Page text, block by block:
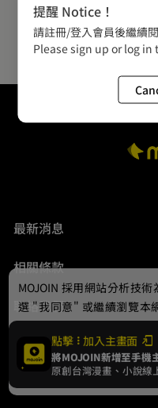
最新消息
相關條款
聯絡我們
© 2024 gamania
點擊 加入主畫面
將MOJOIN新增至手機
原創台灣漫畫、小說線
MOJOIN 採用網站分析技術
選 "我同意" 或繼續瀏覽本
Cookie，欲瞭解更多資訊
提醒 Notice！
請註冊/登入會員後繼續
Please sign up or log in